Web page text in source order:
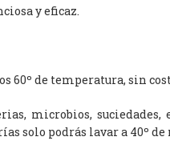
y eficaz.
60º de temperatura, sin
microbios, suciedades,
solo podrás lavar a 40º